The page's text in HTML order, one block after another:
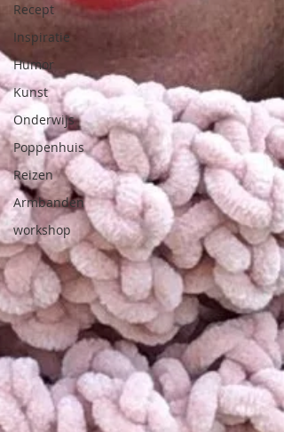
Recept
Inspiratie
Humor
Kunst
Onderwijs
Poppenhuis
Reizen
Armbanden
workshop